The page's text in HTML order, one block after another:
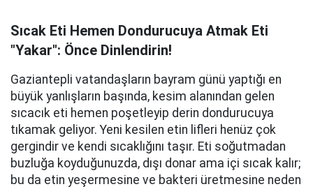
Sıcak Eti Hemen Dondurucuya Atmak Eti
"Yakar": Önce Dinlendirin!
Gaziantepli vatandaşların bayram günü yaptığı en
büyük yanlışların başında, kesim alanından gelen
sıcacık eti hemen poşetleyip derin dondurucuya
tıkamak geliyor. Yeni kesilen etin lifleri henüz çok
gergindir ve kendi sıcaklığını taşır. Eti soğutmadan
buzluğa koyduğunuzda, dışı donar ama içi sıcak kalır;
bu da etin yeşermesine ve bakteri üretmesine neden